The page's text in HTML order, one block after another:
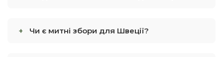
Чи є митні збори для Швеції?